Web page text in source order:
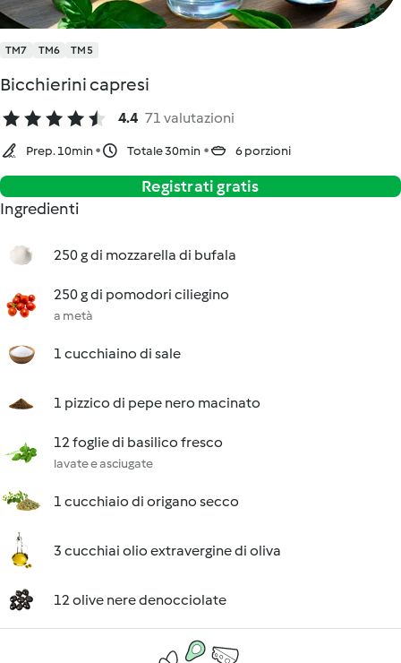
TM7 TM6 TM5
Bicchierini capresi
4.4 71 valutazioni
Prep. 10min Totale 30min 6 porzioni
Registrati gratis
Ingredienti
250 g di mozzarella di bufala
250 g di pomodori ciliegino
a metà
1 cucchiaino di sale
1 pizzico di pepe nero macinato
12 foglie di basilico fresco
lavate e asciugate
1 cucchiaio di origano secco
3 cucchiai olio extravergine di oliva
12 olive nere denocciolate